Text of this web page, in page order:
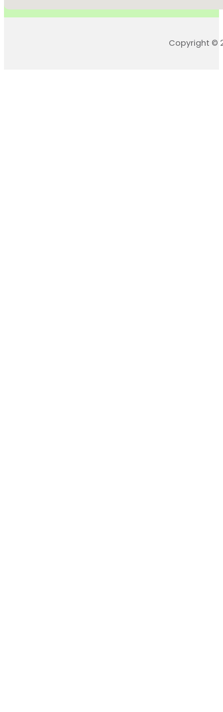
Copyright ©